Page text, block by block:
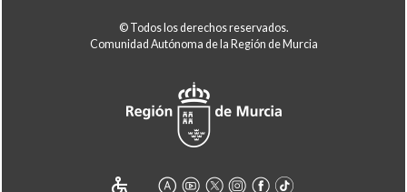
© Todos los derechos reservados.
Comunidad Autónoma de la Región de Murcia